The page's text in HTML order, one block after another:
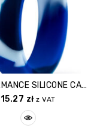
PERFORMANCE SILICONE CAMO COCK RING
15.27 zł z VAT